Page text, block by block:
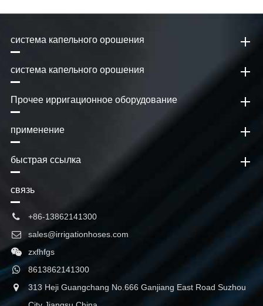
система капельного орошения
система капельного орошения
Прочее ирригационное оборудование
применение
быстрая ссылка
связь
+86-13862141300
sales@irrigationhoses.com
zxfhfgs
8613862141300
313 Heji Guangchang No.666 Ganjiang East Road Suzhou